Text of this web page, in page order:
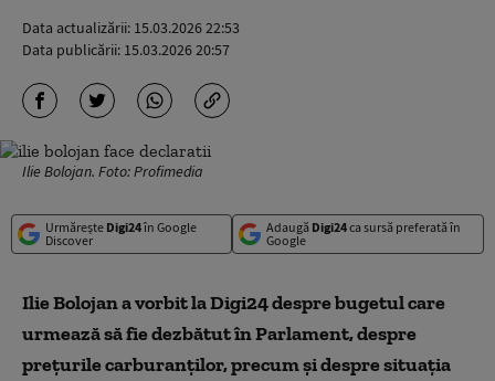
Data actualizării: 15.03.2026 22:53
Data publicării: 15.03.2026 20:57
Ilie Bolojan. Foto: Profimedia
Urmărește Digi24în Google
Discover
Adaugă Digi24ca sursă preferată în
Google
Ilie Bolojan a vorbit la Digi24 despre bugetul care
urmează să fie dezbătut în Parlament, despre
prețurile carburanților, precum și despre situația